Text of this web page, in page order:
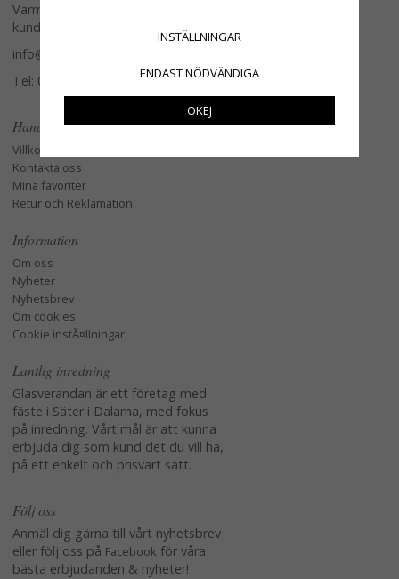
Varmt välkommen att kontakta vår
kundtjänst.
info@glasverandan.se
Tel: 079-3495968
Handla
Villkor
Kontakta oss
Mina favoriter
Retur och Reklamation
Information
Om oss
Nyheter
Nyhetsbrev
Om cookies
Cookie instÃ¤llningar
Lantlig inredning
Glasverandan är ett företag med
fäste i Säter i Dalarna, med fokus
på inredning. Vårt mål är att kunna
erbjuda dig som kund det du vill ha,
på ett enkelt och prisvärt sätt.
Följ oss
Anmäl dig gärna till vårt nyhetsbrev
eller följ oss på Facebook för våra
bästa erbjudanden & nyheter!
INSTÄLLNINGAR
ENDAST NÖDVÄNDIGA
OKEJ